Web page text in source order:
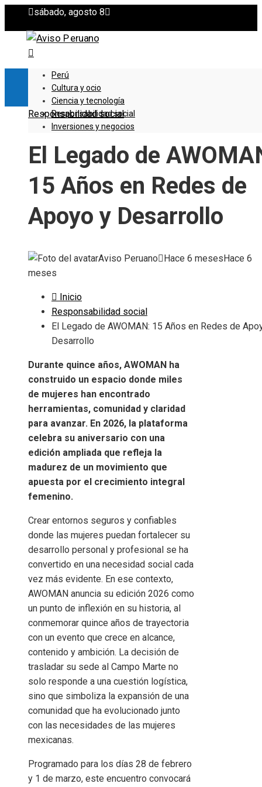
sábado, agosto 8
Perú
Cultura y ocio
Ciencia y tecnología
Responsabilidad social
Inversiones y negocios
Responsabilidad social
El Legado de
15 Años en Redes de
Apoyo y Desarrollo
Aviso Peruano Hace 6 meses Hace 6
meses
Inicio
Responsabilidad social
El Legado de AWOMAN: 15 Años en Redes de
Desarrollo
Durante quince años, AWOMAN ha
construido un espacio donde miles
de mujeres han encontrado
herramientas, comunidad y claridad
para avanzar. En 2026, la plataforma
celebra su aniversario con una
edición ampliada que refleja la
madurez de un movimiento que
apuesta por el crecimiento integral
femenino.
Crear entornos seguros y confiables
donde las mujeres puedan fortalecer su
desarrollo personal y profesional se ha
convertido en una necesidad social cada
vez más evidente. En ese contexto,
AWOMAN anuncia su edición 2026 como
un punto de inflexión en su historia, al
conmemorar quince años de trayectoria
con un evento que crece en alcance,
contenido y ambición. La decisión de
trasladar su sede al Campo Marte no
solo responde a una cuestión logística,
sino que simboliza la expansión de una
comunidad que ha evolucionado junto
con las necesidades de las mujeres
mexicanas.
Programado para los días 28 de febrero
y 1 de marzo, este encuentro convocará